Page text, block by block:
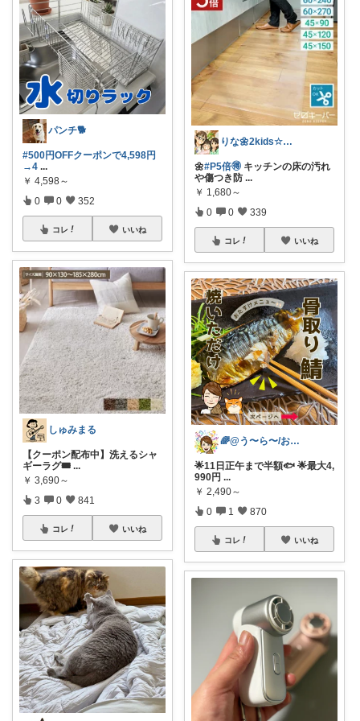
パンチ🐕
#500円OFFクーポンで4,598円
→4 ...
￥ 4,598～
0 0 352
コレ いいね
しゅみまる
【クーポン配布中】洗えるシャ
ギーラグ🎟️ ...
￥ 3,690～
3 0 841
コレ いいね
りな🌼2kids☆毎日をちょっと快適に
🌼#P5倍🉐 キッチンの床の汚れ
や傷つき防 ...
￥ 1,680～
0 0 339
コレ いいね
🌈@う〜ら〜/お得✨美味しい✨素敵✨
🌟11日正午まで半額🐟 🌟最大4,
990円 ...
￥ 2,490～
0 1 870
コレ いいね